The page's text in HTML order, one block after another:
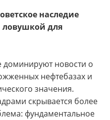
наследие
ловушкой для
доминируют новости о
нефтебазах и
значения.
скрывается более
фундаментальное